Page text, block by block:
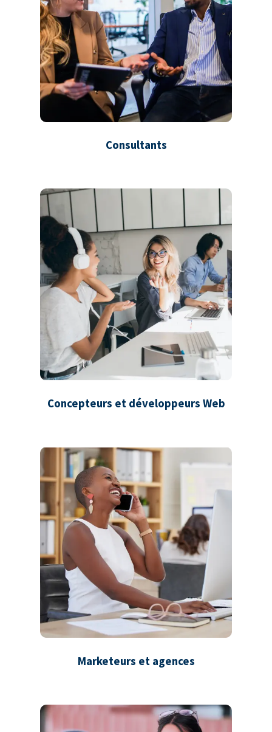
Consultants
Concepteurs et développeurs Web
Marketeurs et agences